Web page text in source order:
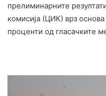
прелиминарните
комисија (ЦИК) врз
проценти од гласачките